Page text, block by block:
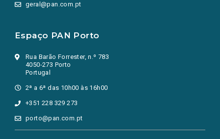
geral@pan.com.pt
Espaço PAN Porto
Rua Barão Forrester, n.º 783
4050-273 Porto
Portugal
2ª a 6ª das 10h00 às 16h00
+351 228 329 273
porto@pan.com.pt